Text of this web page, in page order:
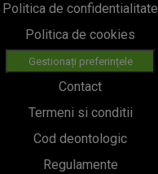
Politica de confidentialitate
Politica de cookies
Gestionați preferințele
Contact
Termeni si conditii
Cod deontologic
Regulamente